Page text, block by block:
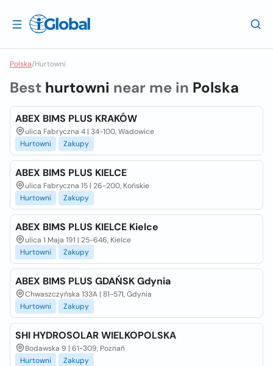
Polska/Hurtowni
Best hurtowni near me in Polska
ABEX BIMS PLUS KRAKÓW
ulica Fabryczna 4 | 34-100, Wadowice
Hurtowni
Zakupy
ABEX BIMS PLUS KIELCE
ulica Fabryczna 15 | 26-200, Końskie
Hurtowni
Zakupy
ABEX BIMS PLUS KIELCE Kielce
ulica 1 Maja 191 | 25-646, Kielce
Hurtowni
Zakupy
ABEX BIMS PLUS GDAŃSK Gdynia
Chwaszczyńska 133A | 81-571, Gdynia
Hurtowni
Zakupy
SHI HYDROSOLAR WIELKOPOLSKA
Bodawska 9 | 61-309, Poznań
Hurtowni
Zakupy